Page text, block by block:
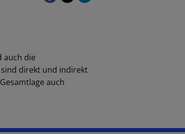
auch die
direkt und indirekt
auch